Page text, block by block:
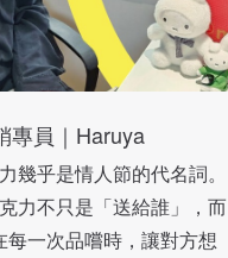
專員｜Haruya
幾乎是情人節的代名詞。
力不只是「送給誰」，而
一次品嚐時，讓對方想